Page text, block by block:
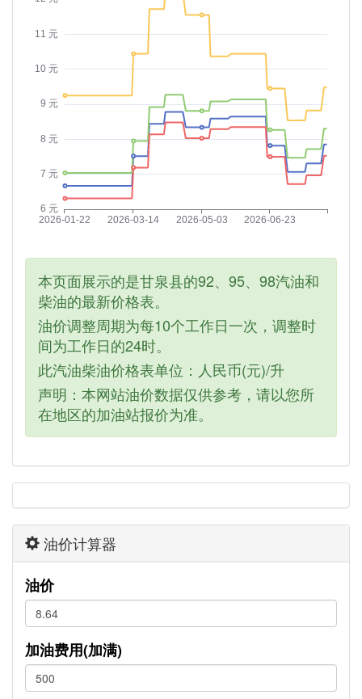
本页面展示的是甘泉县的92、95、98汽油和
柴油的最新价格表。
油价调整周期为每10个工作日一次，调整时
间为工作日的24时。
此汽油柴油价格表单位：人民币(元)/升
声明：本网站油价数据仅供参考，请以您所
在地区的加油站报价为准。
油价计算器
油价
加油费用(加满)